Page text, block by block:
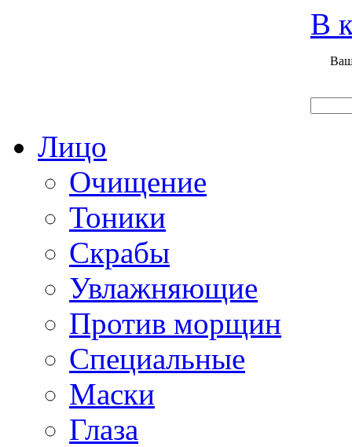
В
Лицо
Очищение
Тоники
Скрабы
Увлажняющие
Против морщин
Специальные
Маски
Глаза